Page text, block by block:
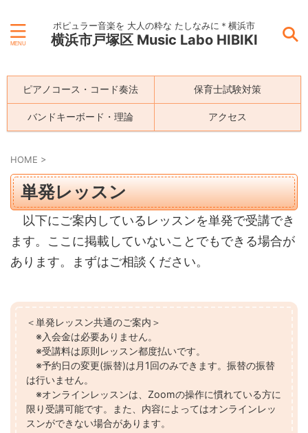
ポピュラー音楽を 大人の粋な たしなみに＊横浜市
横浜市戸塚区 Music Labo HIBIKI
ピアノコース・コード奏法 保育士試験対策
バンドキーボード・理論 アクセス
HOME >
単発レッスン
以下にご案内しているレッスンを単発で受講でき
ます。ここに掲載していないことでもできる場合が
あります。まずはご相談ください。
＜単発レッスン共通のご案内＞
※入会金は必要ありません。
※受講料は原則レッスン都度払いです。
※予約日の変更(振替)は月1回のみできます。振替の振替
は行いません。
※オンラインレッスンは、Zoomの操作に慣れている方に
限り受講可能です。また、内容によってはオンラインレッ
スンができない場合があります。